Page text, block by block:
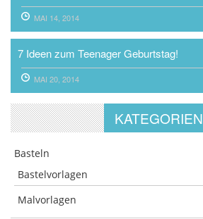
MAI 14, 2014
7 Ideen zum Teenager Geburtstag!
MAI 20, 2014
KATEGORIEN
Basteln
Bastelvorlagen
Malvorlagen